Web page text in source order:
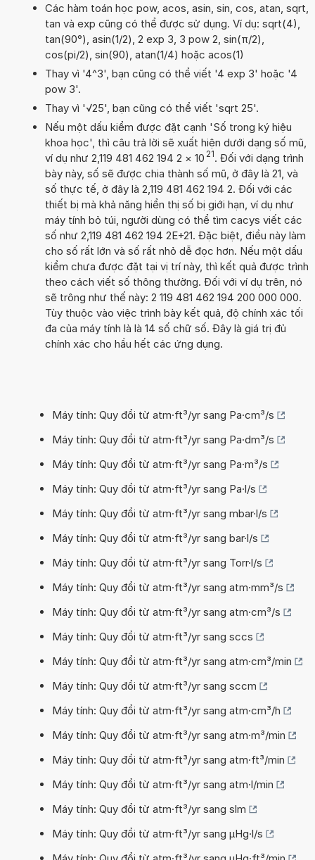
Các hàm toán học pow, acos, asin, sin, cos, atan, sqrt,
tan và exp cũng có thể được sử dụng. Ví dụ: sqrt(4),
tan(90°), asin(1/2), 2 exp 3, 3 pow 2, sin(π/2),
cos(pi/2), sin(90), atan(1/4) hoặc acos(1)
Thay vì '4^3', bạn cũng có thể viết '4 exp 3' hoặc '4
pow 3'.
Thay vì '√25', bạn cũng có thể viết 'sqrt 25'.
Nếu một dấu kiểm được đặt cạnh 'Số trong ký hiệu
khoa học', thì câu trả lời sẽ xuất hiện dưới dạng số mũ,
ví dụ như 2,119 481 462 194 2 × 10 21. Đối với dạng trình
bày này, số sẽ được chia thành số mũ, ở đây là 21, và
số thực tế, ở đây là 2,119 481 462 194 2. Đối với các
thiết bị mà khả năng hiển thị số bị giới hạn, ví dụ như
máy tính bỏ túi, người dùng có thể tìm cacys viết các
số như 2,119 481 462 194 2E+21. Đặc biệt, điều này làm
cho số rất lớn và số rất nhỏ dễ đọc hơn. Nếu một dấu
kiểm chưa được đặt tại vị trí này, thì kết quả được trình
theo cách viết số thông thường. Đối với ví dụ trên, nó
sẽ trông như thế này: 2 119 481 462 194 200 000 000.
Tùy thuộc vào việc trình bày kết quả, độ chính xác tối
đa của máy tính là là 14 số chữ số. Đây là giá trị đủ
chính xác cho hầu hết các ứng dụng.
Máy tính: Quy đổi từ atm·ft³/yr sang Pa·cm³/s
Máy tính: Quy đổi từ atm·ft³/yr sang Pa·dm³/s
Máy tính: Quy đổi từ atm·ft³/yr sang Pa·m³/s
Máy tính: Quy đổi từ atm·ft³/yr sang Pa·l/s
Máy tính: Quy đổi từ atm·ft³/yr sang mbar·l/s
Máy tính: Quy đổi từ atm·ft³/yr sang bar·l/s
Máy tính: Quy đổi từ atm·ft³/yr sang Torr·l/s
Máy tính: Quy đổi từ atm·ft³/yr sang atm·mm³/s
Máy tính: Quy đổi từ atm·ft³/yr sang atm·cm³/s
Máy tính: Quy đổi từ atm·ft³/yr sang sccs
Máy tính: Quy đổi từ atm·ft³/yr sang atm·cm³/min
Máy tính: Quy đổi từ atm·ft³/yr sang sccm
Máy tính: Quy đổi từ atm·ft³/yr sang atm·cm³/h
Máy tính: Quy đổi từ atm·ft³/yr sang atm·m³/min
Máy tính: Quy đổi từ atm·ft³/yr sang atm·ft³/min
Máy tính: Quy đổi từ atm·ft³/yr sang atm·l/min
Máy tính: Quy đổi từ atm·ft³/yr sang slm
Máy tính: Quy đổi từ atm·ft³/yr sang µHg·l/s